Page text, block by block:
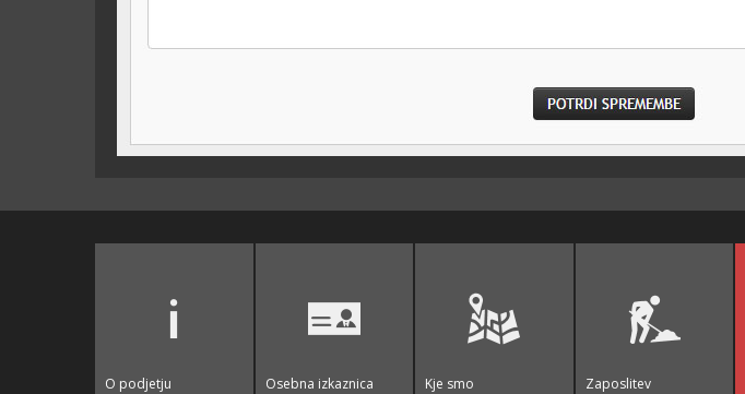
O podjetju Osebna izkaznica Kje smo Zaposlitev